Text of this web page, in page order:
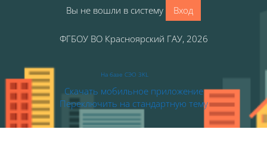
Вы не вошли в систему Вход
ФГБОУ ВО Красноярский ГАУ, 2026
На базе СЭО 3KL
Скачать мобильное приложение
Переключить на стандартную тему